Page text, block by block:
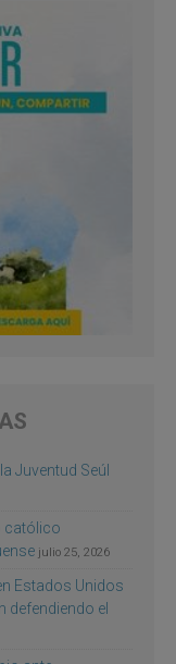
Juventud Seúl
católico
julio 25, 2026
Estados Unidos
defendiendo el